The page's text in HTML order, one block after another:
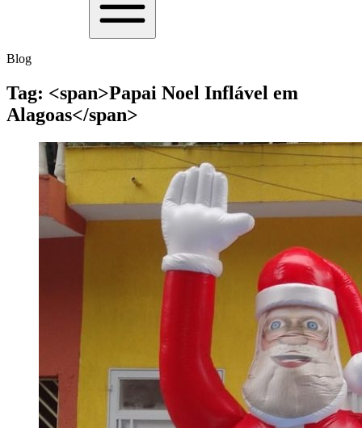
Blog
Tag: <span>Papai Noel Inflável em
Alagoas</span>